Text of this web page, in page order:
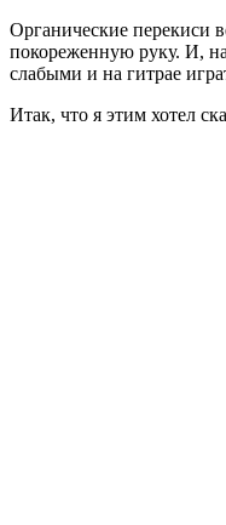
Органические перекиси
покореженную руку. И,
слабыми и на гитрае
Итак, что я этим хотел